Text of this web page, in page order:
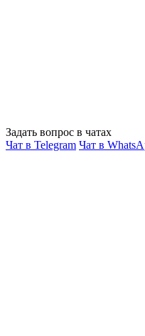
Задать вопрос в чатах
Чат в Telegram Чат в